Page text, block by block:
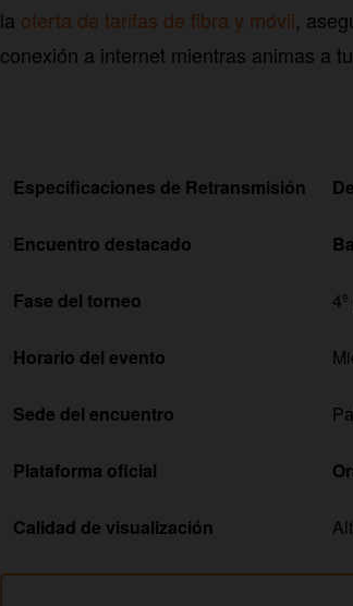
la oferta de tarifas de fibra y móvil,
conexión a internet mientras animas a
Especificaciones de Retransmisión
Encuentro destacado
Fase del torneo
Horario del evento
Sede del encuentro
Plataforma oficial
Calidad de visualización